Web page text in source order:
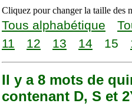
Cliquez pour changer la taille des
Tous alphabétique
11
12 13 14 15
Il y a 8 mots de
contenant D, S et